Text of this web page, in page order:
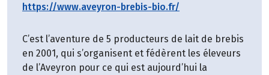
https://www.aveyron-brebis-bio.fr/
C’est l’aventure de 5 producteurs de lait de brebis
en 2001, qui s’organisent et fédèrent les éleveurs
de l’Aveyron pour ce qui est aujourd’hui la